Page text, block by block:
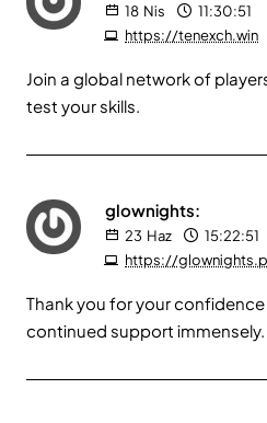
18 Nis
11:30:51
https://tenexch.win
Join a global network of
test your skills.
glownights:
23 Haz
15:22:51
https://
Thank you for your
continued support immensely.